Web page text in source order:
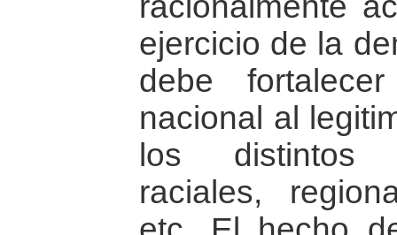
ejercicio de la
debe
nacional al
los distintos
raciales,